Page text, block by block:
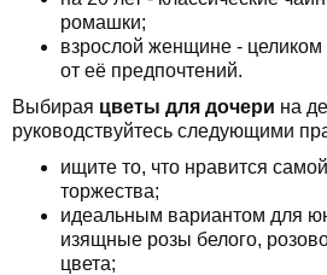
ромашки;
взрослой женщине - целиком
от её предпочтений.
Выбирая цветы для дочери на
руководствуйтесь следующими
ищите то, что нравится
торжества;
идеальным вариантом для
изящные розы белого,
цвета;